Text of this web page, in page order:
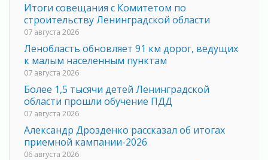
Итоги совещания с Комитетом по
строительству Ленинградской области
07 августа 2026
Ленобласть обновляет 91 км дорог, ведущих
к малым населенным пунктам
07 августа 2026
Более 1,5 тысячи детей Ленинградской
области прошли обучение ПДД
07 августа 2026
Александр Дрозденко рассказал об итогах
приемной кампании-2026
06 августа 2026